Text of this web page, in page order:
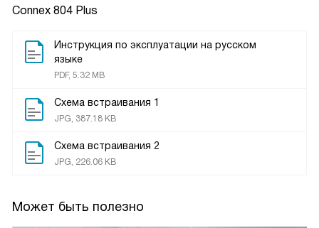
Connex 804 Plus
Инструкция по эксплуатации на русском
языке
PDF, 5.32 MB
Схема встраивания 1
JPG, 387.18 KB
Схема встраивания 2
JPG, 226.06 KB
Может быть полезно